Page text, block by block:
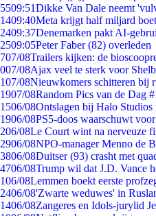
5509:51Dikke Van Dale neemt
1409:40Meta krijgt half miljard
2409:37Denemarken pakt AI-
2509:05Peter Faber (82) overleden
707/08Trailers kijken: de
007/08Ajax veel te sterk voor
107/08Nieuwkomers schitteren bij
1907/08Random Pics van de Dag
1506/08Ontslagen bij Halo
1906/08PS5-doos waarschuwt
206/08Le Court wint na nerveuze
2906/08NPO-manager Menno de
3806/08Duitser (93) crasht met
4706/08Trump wil dat J.D. Vance
106/08Lemmen boekt eerste
2406/08'Zwarte weduwes' in
1406/08Zangeres en Idols-jurylid